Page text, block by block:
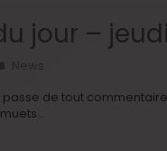
jour –
de tout